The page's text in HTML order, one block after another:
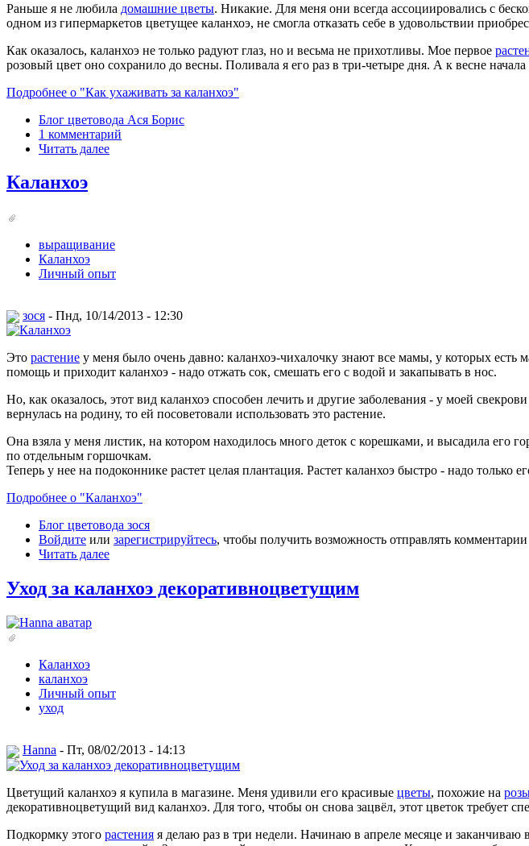
Раньше я не любила домашние цветы. Никакие. Для меня они всегда ассоциировались с
одном из гипермаркетов цветущее каланхоэ, не смогла отказать себе в удовольствии
Как оказалось, каланхоэ не только радуют глаз, но и весьма не прихотливы. Мое первое
розовый цвет оно сохранило до весны. Поливала я его раз в три-четыре дня. А к весне
Подробнее о "Как ухаживать за каланхоэ"
Блог цветовода Ася Борис
1 комментарий
Читать далее
Каланхоэ
выращивание
Каланхоэ
Личный опыт
зося - Пнд, 10/14/2013 - 12:30
Это растение у меня было очень давно: каланхоэ-чихалочку знают все мамы, у которых есть
помощь и приходит каланхоэ - надо отжать сок, смешать его с водой и закапывать в нос.
Но, как оказалось, этот вид каланхоэ способен лечить и другие заболевания - у моей
вернулась на родину, то ей посоветовали использовать это растение.
Она взяла у меня листик, на котором находилось много деток с корешками, и высадила его
по отдельным горшочкам.
Теперь у нее на подоконнике растет целая плантация. Растет каланхоэ быстро - надо только
Подробнее о "Каланхоэ"
Блог цветовода зося
Войдите или зарегистрируйтесь, чтобы получить возможность отправлять комментарии
Читать далее
Уход за каланхоэ декоративноцветущим
Каланхоэ
каланхоэ
Личный опыт
уход
Hanna - Пт, 08/02/2013 - 14:13
Цветущий каланхоэ я купила в магазине. Меня удивили его красивые цветы, похожие на
декоративноцветущий вид каланхоэ. Для того, чтобы он снова зацвёл, этот цветок требует
Подкормку этого растения я делаю раз в три недели. Начинаю в апреле месяце и